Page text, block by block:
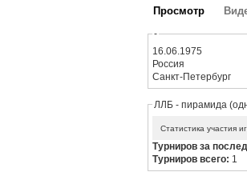
Просмотр
-
16.06.1975
Россия
Санкт-Петербург
ЛЛБ - пирамида
Статистика участия
Турниров за
Турниров всего: 1